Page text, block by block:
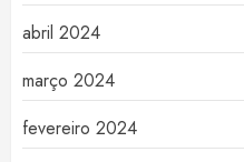
abril 2024
março 2024
fevereiro 2024